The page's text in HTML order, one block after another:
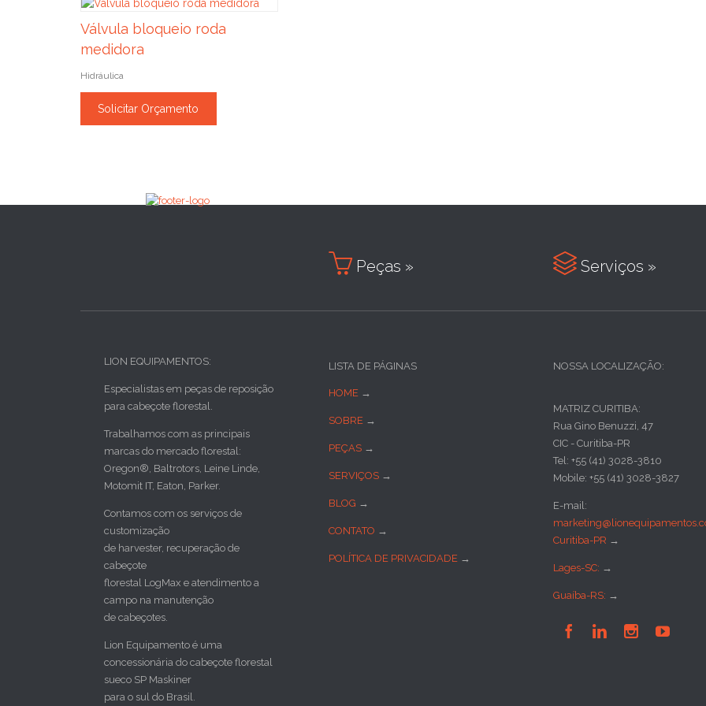
Válvula bloqueio roda
medidora
Hidráulica
Solicitar Orçamento
 Peças »  Serviços »
LION EQUIPAMENTOS:
Especialistas em peças de reposição
para cabeçote florestal.
Trabalhamos com as principais
marcas do mercado florestal:
Oregon®, Baltrotors, Leine Linde,
Motomit IT, Eaton, Parker.
Contamos com os serviços de
customização
de harvester, recuperação de
cabeçote
florestal LogMax e atendimento a
campo na manutenção
de cabeçotes.
Lion Equipamento é uma
concessionária do cabeçote florestal
sueco SP Maskiner
para o sul do Brasil.
LISTA DE PÁGINAS
HOME →
SOBRE →
PEÇAS →
SERVIÇOS →
BLOG →
CONTATO →
POLÍTICA DE PRIVACIDADE →
NOSSA LOCALIZAÇÃO:
MATRIZ CURITIBA:
Rua Gino Benuzzi, 47
CIC - Curitiba-PR
Tel: +55 (41) 3028-3810
Mobile: +55 (41) 3028-3827
E-mail:
Curitiba-PR →
Lages-SC: →
Guaíba-RS: →
   